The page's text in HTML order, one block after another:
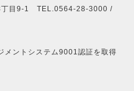
丁目9-1 TEL.0564-28-3000 /
メントシステム9001認証を取得